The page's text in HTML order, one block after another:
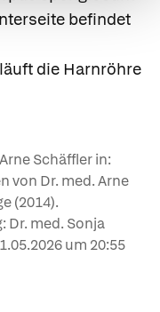
befindet
die Harnröhre
Schäffler in:
von Dr. med. Arne
(2014).
Dr. med. Sonja
um 20:55